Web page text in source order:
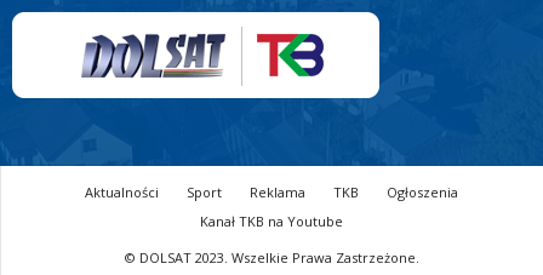
Aktualności Sport Reklama TKB
Ogłoszenia
Kanał TKB na Youtube
© DOLSAT 2023. Wszelkie Prawa Zastrzeżone.